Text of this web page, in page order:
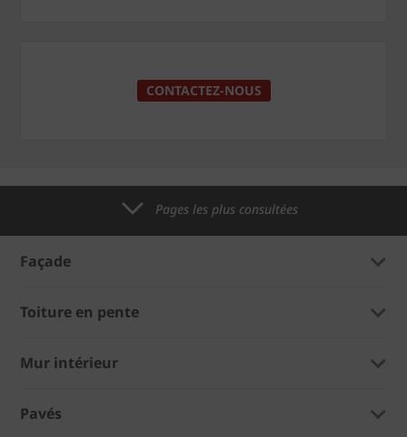
CONTACTEZ-NOUS
Pages les plus consultées
Façade
Toiture en pente
Mur intérieur
Pavés